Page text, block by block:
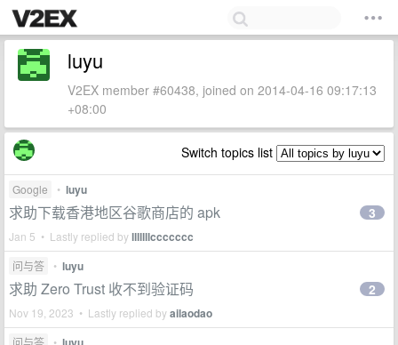
luyu
V2EX member #60438, joined on 2014-04-16 09:17:13
+08:00
Switch topics list
Google • luyu
求助下载香港地区谷歌商店的 apk
Jan 5 • Lastly replied bylllllllccccccc
3
问与答 • luyu
求助 Zero Trust 收不到验证码
Nov 19, 2023 • Lastly replied byailaodao
2
问与答 •